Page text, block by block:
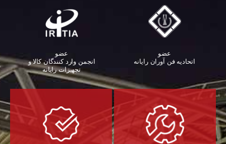
عضو
اتحادیه فن آوران رایانه
عضو
انجمن وارد کنندگان کالا و
تجهیزات رایانه‌